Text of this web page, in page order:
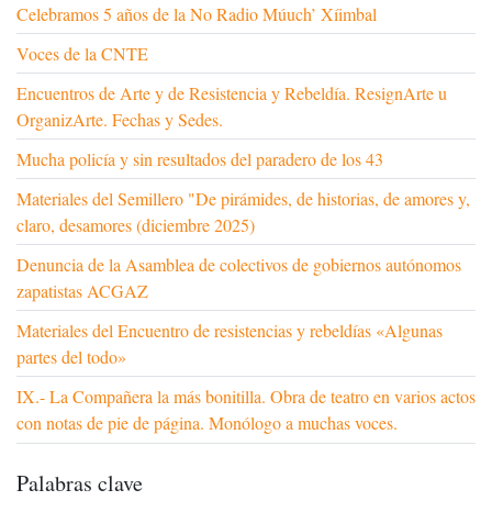
Celebramos 5 años de la No Radio Múuch’ Xíimbal
Voces de la CNTE
Encuentros de Arte y de Resistencia y Rebeldía. ResignArte u
OrganizArte. Fechas y Sedes.
Mucha policía y sin resultados del paradero de los 43
Materiales del Semillero "De pirámides, de historias, de amores y,
claro, desamores (diciembre 2025)
Denuncia de la Asamblea de colectivos de gobiernos autónomos
zapatistas ACGAZ
Materiales del Encuentro de resistencias y rebeldías «Algunas
partes del todo»
IX.- La Compañera la más bonitilla. Obra de teatro en varios actos
con notas de pie de página. Monólogo a muchas voces.
Palabras clave